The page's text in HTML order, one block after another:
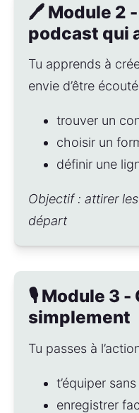
🖊️ Module 2
podcast qui
Tu apprends à
envie d’être
trouver un
choisir un
définir une
Objectif : attirer
départ
🎙️ Module 3 -
simplement
Tu passes à
t’équiper
enregistrer